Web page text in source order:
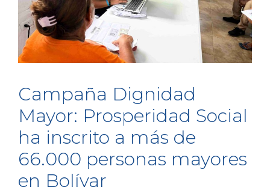
Campaña Dignidad
Mayor: Prosperidad Social
ha inscrito a más de
66.000 personas mayores
en Bolívar